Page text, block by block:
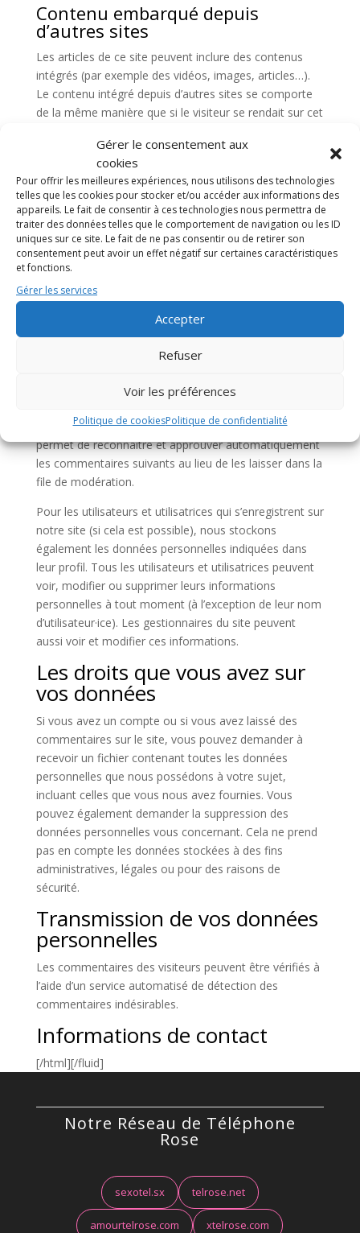
Gérer le consentement aux
cookies
Pour offrir les meilleures expériences, nous utilisons des technologies
telles que les cookies pour stocker et/ou accéder aux informations des
appareils. Le fait de consentir à ces technologies nous permettra de
traiter des données telles que le comportement de navigation ou les ID
uniques sur ce site. Le fait de ne pas consentir ou de retirer son
consentement peut avoir un effet négatif sur certaines caractéristiques
et fonctions.
Gérer les services
Accepter
Refuser
Voir les préférences
Politique de cookiesPolitique de confidentialité
Contenu embarqué depuis
d’autres sites
Les articles de ce site peuvent inclure des contenus
intégrés (par exemple des vidéos, images, articles…).
Le contenu intégré depuis d’autres sites se comporte
de la même manière que si le visiteur se rendait sur cet
Ces sites web pourraient collecter des données sur
vous, utiliser des cookies, embarquer des outils de
suivis tiers, suivre vos interactions avec ces contenus
embarqués si vous disposez d’un compte connecté sur
leur site web.
Statistiques et mesures
d’audience
Utilisation et transmission de
vos données personnelles
Durées de stockage de vos
métadonnées sont conservés indéfiniment. Cela
permet de reconnaître et approuver automatiquement
les commentaires suivants au lieu de les laisser dans la
file de modération.
Pour les utilisateurs et utilisatrices qui s’enregistrent sur
notre site (si cela est possible), nous stockons
également les données personnelles indiquées dans
leur profil. Tous les utilisateurs et utilisatrices peuvent
voir, modifier ou supprimer leurs informations
personnelles à tout moment (à l’exception de leur nom
d’utilisateur·ice). Les gestionnaires du site peuvent
aussi voir et modifier ces informations.
Les droits que vous avez sur
vos données
Si vous avez un compte ou si vous avez laissé des
commentaires sur le site, vous pouvez demander à
recevoir un fichier contenant toutes les données
personnelles que nous possédons à votre sujet,
incluant celles que vous nous avez fournies. Vous
pouvez également demander la suppression des
données personnelles vous concernant. Cela ne prend
pas en compte les données stockées à des fins
administratives, légales ou pour des raisons de
sécurité.
Transmission de vos données
personnelles
Les commentaires des visiteurs peuvent être vérifiés à
l’aide d’un service automatisé de détection des
commentaires indésirables.
Informations de contact
[/html][/fluid]
Notre Réseau de Téléphone
Rose
sexotel.sx telrose.net
amourtelrose.com xtelrose.com